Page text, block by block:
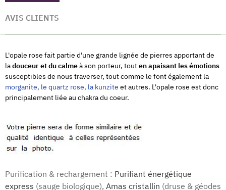
AVIS CLIENTS
L'opale rose fait partie d'une grande lignée de pierres apportant de
ladouceur et du calmeà son porteur, touten apaisant les émotions
susceptibles de nous traverser, tout comme le font également la
morganite, le quartz rose, la kunzite et autres. L'opale rose est donc
principalement liée au chakra du coeur.
Purification & rechargement : Purifiant énergétique
express (sauge biologique), Amas cristallin (druse & géodes